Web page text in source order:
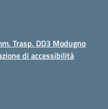
Trasp. DD3 Modugno
di accessibilità